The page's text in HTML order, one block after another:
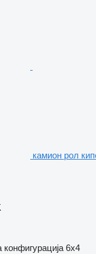
камион рол
6x4